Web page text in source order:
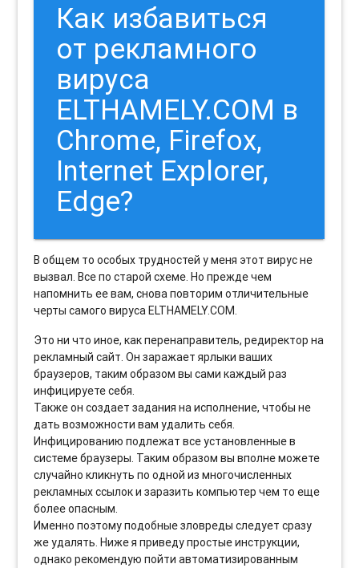
Как избавиться
от рекламного
вируса
ELTHAMELY.COM в
Chrome, Firefox,
Internet Explorer,
Edge?
В общем то особых трудностей у меня этот вирус не
вызвал. Все по старой схеме. Но прежде чем
напомнить ее вам, снова повторим отличительные
черты самого вируса ELTHAMELY.COM.
Это ни что иное, как перенаправитель, редиректор на
рекламный сайт. Он заражает ярлыки ваших
браузеров, таким образом вы сами каждый раз
инфицируете себя.
Также он создает задания на исполнение, чтобы не
дать возможности вам удалить себя.
Инфицированию подлежат все установленные в
системе браузеры. Таким образом вы вполне можете
случайно кликнуть по одной из многочисленных
рекламных ссылок и заразить компьютер чем то еще
более опасным.
Именно поэтому подобные зловреды следует сразу
же удалять. Ниже я приведу простые инструкции,
однако рекомендую пойти автоматизированным